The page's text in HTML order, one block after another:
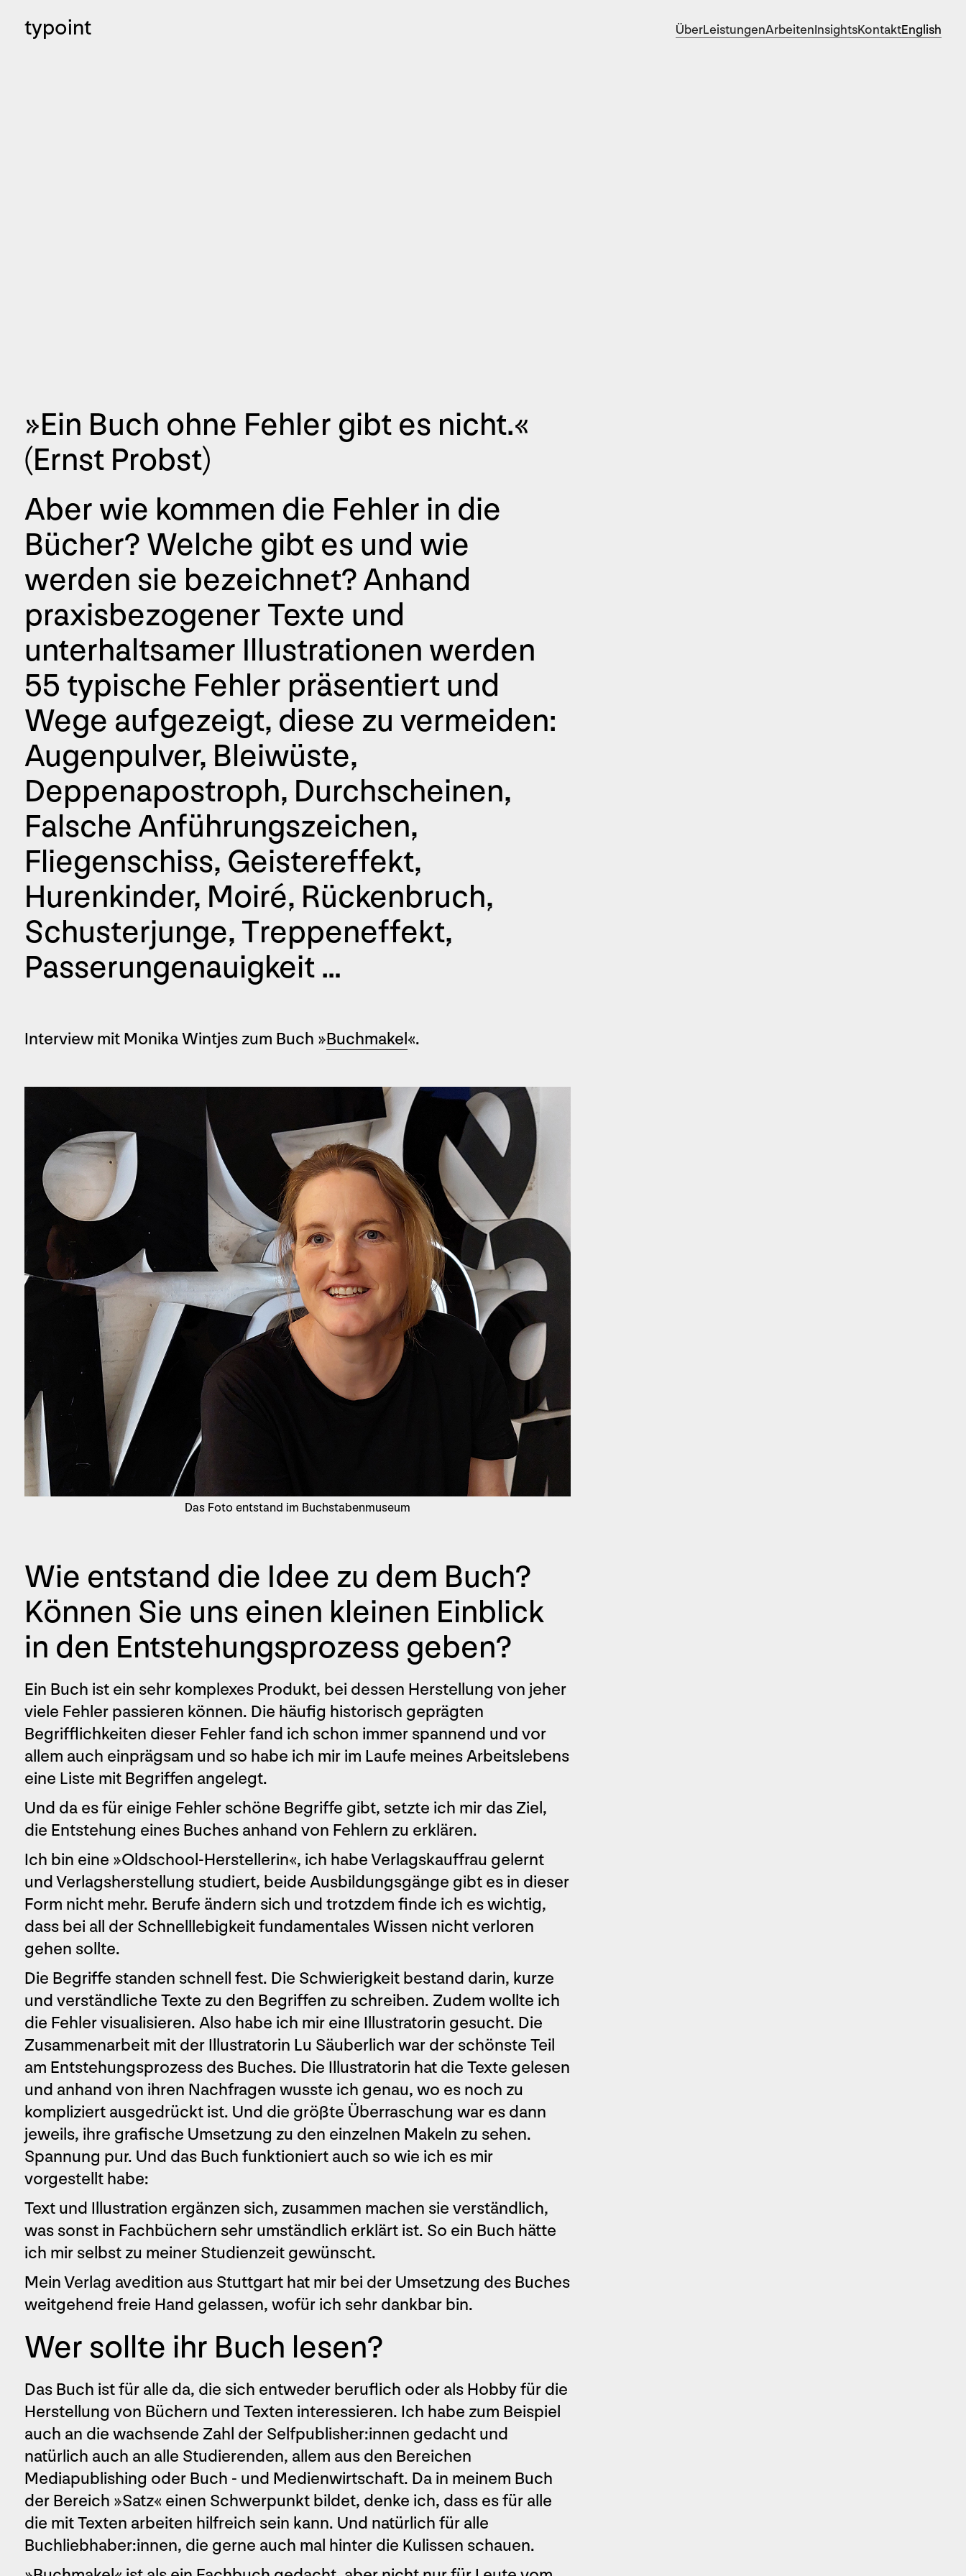
typoint ÜberLeistungenArbeitenInsightsKontaktEnglish
»Ein Buch ohne Fehler gibt es nicht.«
(Ernst Probst)
Aber wie kommen die Fehler in die
Bücher? Welche gibt es und wie
werden sie bezeichnet? Anhand
praxisbezogener Texte und
unterhaltsamer Illustrationen werden
55 typische Fehler präsentiert und
Wege aufgezeigt, diese zu vermeiden:
Augenpulver, Bleiwüste,
Deppenapostroph, Durchscheinen,
Falsche Anführungszeichen,
Fliegenschiss, Geistereffekt,
Hurenkinder, Moiré, Rückenbruch,
Schusterjunge, Treppeneffekt,
Passerungenauigkeit …
Interview mit Monika Wintjes zum Buch »Buchmakel«.
Das Foto entstand im Buchstabenmuseum
Wie entstand die Idee zu dem Buch?
Können Sie uns einen kleinen Einblick
in den Entstehungsprozess geben?
Ein Buch ist ein sehr komplexes Produkt, bei dessen Herstellung von jeher
viele Fehler passieren können. Die häufig historisch geprägten
Begrifflichkeiten dieser Fehler fand ich schon immer spannend und vor
allem auch einprägsam und so habe ich mir im Laufe meines Arbeitslebens
eine Liste mit Begriffen angelegt.
Und da es für einige Fehler schöne Begriffe gibt, setzte ich mir das Ziel,
die Entstehung eines Buches anhand von Fehlern zu erklären.
Ich bin eine »Oldschool-Herstellerin«, ich habe Verlagskauffrau gelernt
und Verlagsherstellung studiert, beide Ausbildungsgänge gibt es in dieser
Form nicht mehr. Berufe ändern sich und trotzdem finde ich es wichtig,
dass bei all der Schnelllebigkeit fundamentales Wissen nicht verloren
gehen sollte.
Die Begriffe standen schnell fest. Die Schwierigkeit bestand darin, kurze
und verständliche Texte zu den Begriffen zu schreiben. Zudem wollte ich
die Fehler visualisieren. Also habe ich mir eine Illustratorin gesucht. Die
Zusammenarbeit mit der Illustratorin Lu Säuberlich war der schönste Teil
am Entstehungsprozess des Buches. Die Illustratorin hat die Texte gelesen
und anhand von ihren Nachfragen wusste ich genau, wo es noch zu
kompliziert ausgedrückt ist. Und die größte Überraschung war es dann
jeweils, ihre grafische Umsetzung zu den einzelnen Makeln zu sehen.
Spannung pur. Und das Buch funktioniert auch so wie ich es mir
vorgestellt habe:
Text und Illustration ergänzen sich, zusammen machen sie verständlich,
was sonst in Fachbüchern sehr umständlich erklärt ist. So ein Buch hätte
ich mir selbst zu meiner Studienzeit gewünscht.
Mein Verlag avedition aus Stuttgart hat mir bei der Umsetzung des Buches
weitgehend freie Hand gelassen, wofür ich sehr dankbar bin.
Wer sollte ihr Buch lesen?
Das Buch ist für alle da, die sich entweder beruflich oder als Hobby für die
Herstellung von Büchern und Texten interessieren. Ich habe zum Beispiel
auch an die wachsende Zahl der Selfpublisher:innen gedacht und
natürlich auch an alle Studierenden, allem aus den Bereichen
Mediapublishing oder Buch - und Medienwirtschaft. Da in meinem Buch
der Bereich »Satz« einen Schwerpunkt bildet, denke ich, dass es für alle
die mit Texten arbeiten hilfreich sein kann. Und natürlich für alle
Buchliebhaber:innen, die gerne auch mal hinter die Kulissen schauen.